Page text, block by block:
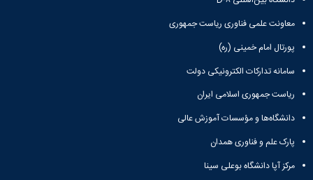
معاونت علمی فناوری ریاست جمهوری
پورتال امام خمینی (ره)
سامانه تدارکات الکترونیکی دولت
ریاست جمهوری اسلامی ایران
دانشگاه‌ها و مؤسسات آموزش عالی
پارک علم و فناوری همدان
مرکز آپا دانشگاه بوعلی سینا